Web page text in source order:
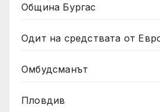
Община Бургас
Одит на средствата от
Омбудсманът
Пловдив